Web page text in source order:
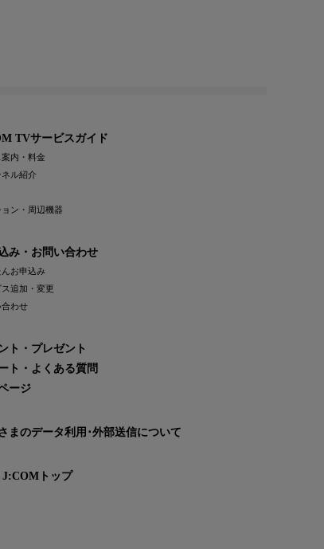
TVサービスガイド
案内・料金
ネル紹介
ョン・周辺機器
み・お問い合わせ
お申込み
ス追加・変更
合わせ
ト・プレゼント
ト・よくある質問
ージ
まのデータ利用･外部送信について
トップ